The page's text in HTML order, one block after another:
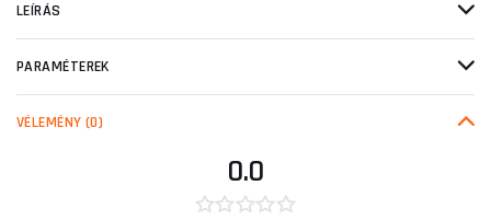
LEÍRÁS
PARAMÉTEREK
VÉLEMÉNY (0)
0.0